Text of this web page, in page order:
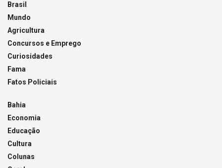
Brasil
Mundo
Agricultura
Concursos e Emprego
Curiosidades
Fama
Fatos Policiais
Bahia
Economia
Educação
Cultura
Colunas